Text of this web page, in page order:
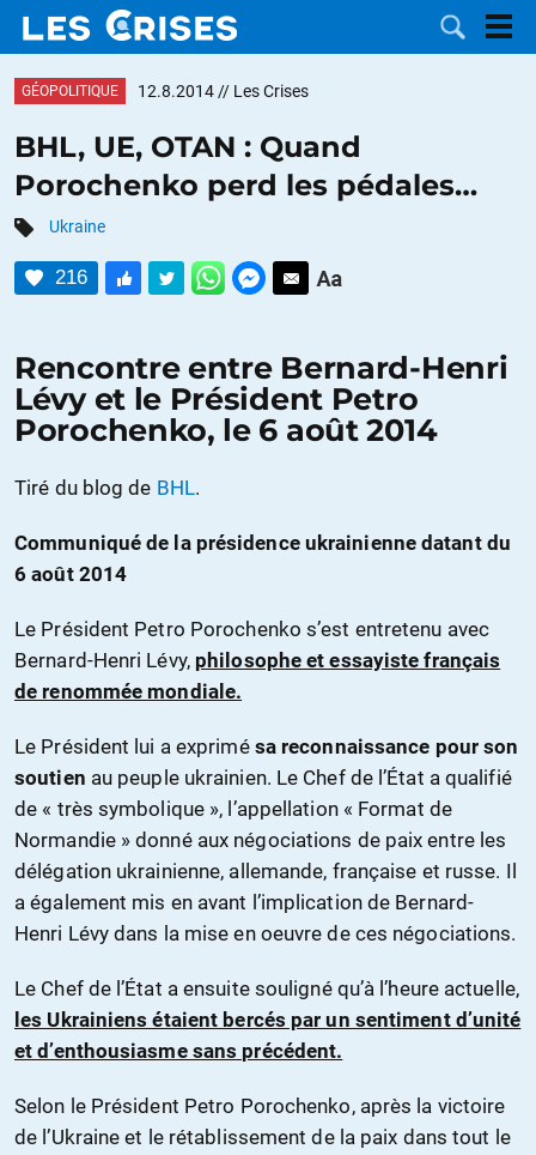
DOSSIERS
CATÉGORIES
NOUS
CONTACTER
FAIRE UN
GÉOPOLITIQUE 12.8.2014 // Les Crises
BHL, UE, OTAN : Quand
Porochenko perd les pédales…
Ukraine
216
Rencontre entre Bernard-Henri
Lévy et le Président Petro
Porochenko, le 6 août 2014
Tiré du blog de BHL.
Communiqué de la présidence ukrainienne datant du
6 août 2014
Le Président Petro Porochenko s’est entretenu avec
Bernard-Henri Lévy, philosophe et essayiste français
de renommée mondiale.
Le Président lui a exprimé sa reconnaissance pour son
soutien au peuple ukrainien. Le Chef de l’État a qualifié
de « très symbolique », l’appellation « Format de
Normandie » donné aux négociations de paix entre les
délégation ukrainienne, allemande, française et russe. Il
a également mis en avant l’implication de Bernard-
Henri Lévy dans la mise en oeuvre de ces négociations.
Le Chef de l’État a ensuite souligné qu’à l’heure actuelle,
les Ukrainiens étaient bercés par un sentiment d’unité
et d’enthousiasme sans précédent.
Selon le Président Petro Porochenko, après la victoire
de l’Ukraine et le rétablissement de la paix dans tout le